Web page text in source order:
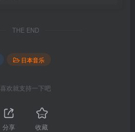
THE END
日本音乐
喜欢就支持一下吧
分享 收藏